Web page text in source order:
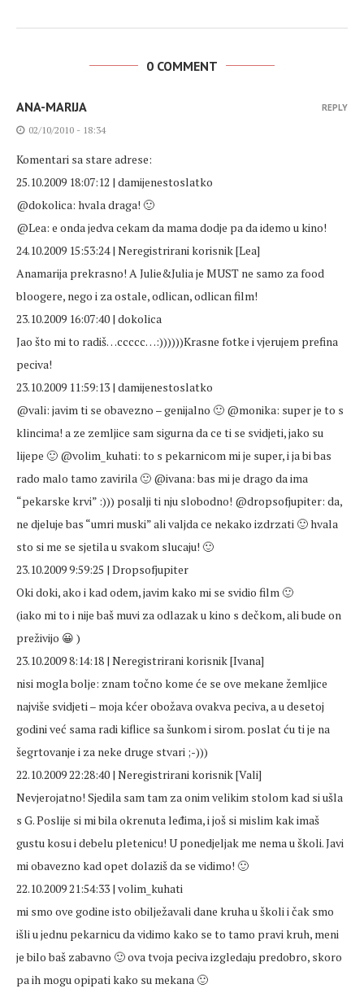
0 COMMENT
ANA-MARIJA
02/10/2010 - 18:34
Komentari sa stare adrese:
25.10.2009 18:07:12 | damijenestoslatko
@dokolica: hvala draga! 🙂
@Lea: e onda jedva cekam da mama dodje pa da idemo u kino!
24.10.2009 15:53:24 | Neregistrirani korisnik [Lea]
Anamarija prekrasno! A Julie&Julia je MUST ne samo za food
bloogere, nego i za ostale, odlican, odlican film!
23.10.2009 16:07:40 | dokolica
Jao što mi to radiš…ccccc…:))))))Krasne fotke i vjerujem prefina
peciva!
23.10.2009 11:59:13 | damijenestoslatko
@vali: javim ti se obavezno – genijalno 🙂 @monika: super je to s
klincima! a ze zemljice sam sigurna da ce ti se svidjeti, jako su
lijepe 🙂 @volim_kuhati: to s pekarnicom mi je super, i ja bi bas
rado malo tamo zavirila 🙂 @ivana: bas mi je drago da ima
“pekarske krvi” :))) posalji ti nju slobodno! @dropsofjupiter: da,
ne djeluje bas “umri muski” ali valjda ce nekako izdrzati 🙂 hvala
sto si me se sjetila u svakom slucaju! 🙂
23.10.2009 9:59:25 | Dropsofjupiter
Oki doki, ako i kad odem, javim kako mi se svidio film 🙂
(iako mi to i nije baš muvi za odlazak u kino s dečkom, ali bude on
preživijo 😀 )
23.10.2009 8:14:18 | Neregistrirani korisnik [Ivana]
nisi mogla bolje: znam točno kome će se ove mekane žemljice
najviše svidjeti – moja kćer obožava ovakva peciva, a u desetoj
godini već sama radi kiflice sa šunkom i sirom. poslat ću ti je na
šegrtovanje i za neke druge stvari ;-)))
22.10.2009 22:28:40 | Neregistrirani korisnik [Vali]
Nevjerojatno! Sjedila sam tam za onim velikim stolom kad si ušla
s G. Poslije si mi bila okrenuta leđima, i još si mislim kak imaš
gustu kosu i debelu pletenicu! U ponedjeljak me nema u školi. Javi
mi obavezno kad opet dolaziš da se vidimo! 🙂
22.10.2009 21:54:33 | volim_kuhati
mi smo ove godine isto obilježavali dane kruha u školi i čak smo
išli u jednu pekarnicu da vidimo kako se to tamo pravi kruh, meni
je bilo baš zabavno 🙂 ova tvoja peciva izgledaju predobro, skoro
pa ih mogu opipati kako su mekana 🙂
REPLY